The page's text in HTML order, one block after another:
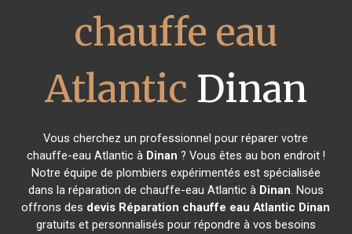
chauffe eau
Atlantic Dinan
Vous cherchez un professionnel pour réparer votre
chauffe-eau Atlantic à Dinan ? Vous êtes au bon endroit !
Notre équipe de plombiers expérimentés est spécialisée
dans la réparation de chauffe-eau Atlantic à Dinan. Nous
offrons des devis Réparation chauffe eau Atlantic Dinan
gratuits et personnalisés pour répondre à vos besoins